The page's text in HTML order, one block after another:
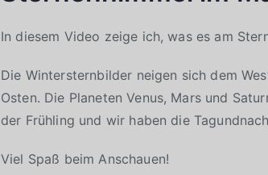
In diesem Video zeige ich, was es am
Die Wintersternbilder neigen sich dem
Osten. Die Planeten Venus, Mars und
der Frühling und wir haben die
Viel Spaß beim Anschauen!